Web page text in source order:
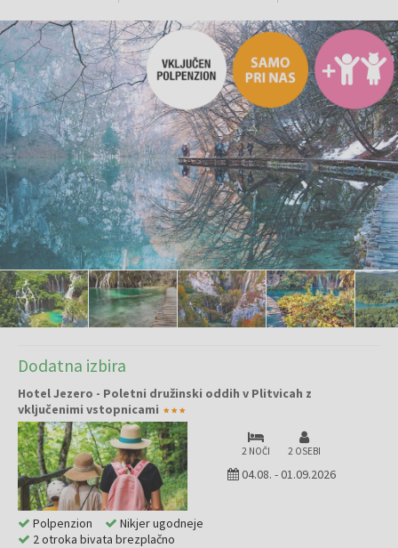
Dodatna izbira
Hotel Jezero - Poletni družinski oddih v Plitvicah z
vključenimi vstopnicami
2 NOČI 2 OSEBI
04.08. -01.09.2026
Polpenzion
Nikjer ugodneje
2 otroka bivata brezplačno